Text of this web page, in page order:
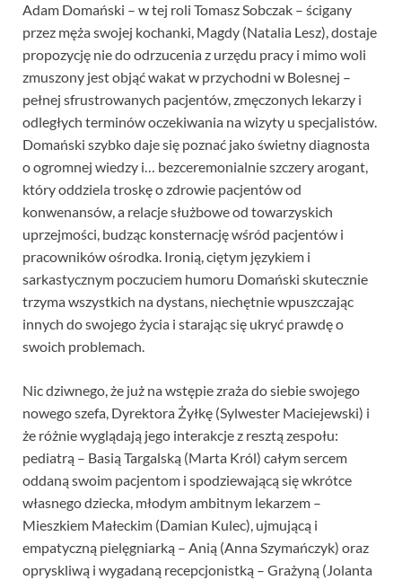
Adam Domański – w tej roli Tomasz Sobczak – ścigany
przez męża swojej kochanki, Magdy (Natalia Lesz), dostaje
propozycję nie do odrzucenia z urzędu pracy i mimo woli
zmuszony jest objąć wakat w przychodni w Bolesnej –
pełnej sfrustrowanych pacjentów, zmęczonych lekarzy i
odległych terminów oczekiwania na wizyty u specjalistów.
Domański szybko daje się poznać jako świetny diagnosta
o ogromnej wiedzy i… bezceremonialnie szczery arogant,
który oddziela troskę o zdrowie pacjentów od
konwenansów, a relacje służbowe od towarzyskich
uprzejmości, budząc konsternację wśród pacjentów i
pracowników ośrodka. Ironią, ciętym językiem i
sarkastycznym poczuciem humoru Domański skutecznie
trzyma wszystkich na dystans, niechętnie wpuszczając
innych do swojego życia i starając się ukryć prawdę o
swoich problemach.
Nic dziwnego, że już na wstępie zraża do siebie swojego
nowego szefa, Dyrektora Żyłkę (Sylwester Maciejewski) i
że różnie wyglądają jego interakcje z resztą zespołu:
pediatrą – Basią Targalską (Marta Król) całym sercem
oddaną swoim pacjentom i spodziewającą się wkrótce
własnego dziecka, młodym ambitnym lekarzem –
Mieszkiem Małeckim (Damian Kulec), ujmującą i
empatyczną pielęgniarką – Anią (Anna Szymańczyk) oraz
opryskliwą i wygadaną recepcjonistką – Grażyną (Jolanta